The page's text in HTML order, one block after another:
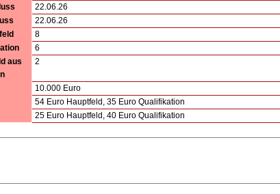
22.06.26
22.06.26
8
6
aus
2
10.000 Euro
54 Euro Hauptfeld, 35 Euro Qualifikation
25 Euro Hauptfeld, 40 Euro Qualifikation